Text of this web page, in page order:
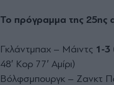
Το πρόγραμμα της 25ης
Γκλάντμπαχ – Μάιντς 1-3
48′ Κορ 77′ Αμίρι)
Βόλφσμπουργκ – Ζανκτ